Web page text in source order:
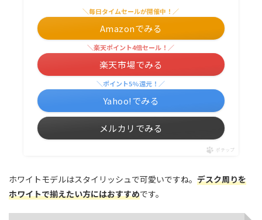
＼毎日タイムセールが開催中！／
Amazonでみる
＼楽天ポイント4倍セール！／
楽天市場でみる
＼ポイント5%還元！／
Yahoo!でみる
メルカリでみる
ポチップ
ホワイトモデルはスタイリッシュで可愛いですね。 デスク周りを
ホワイトで揃えたい方にはおすすめです。